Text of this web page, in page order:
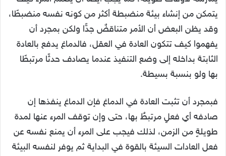
يتمكن من إنشاء بيئة منضبطة أكثر من كونه نفسه منضبطًا،
وقد يظن البعض أن الأمر متناقضٌ جدًّا ولكن بمجرد أن
يفهموا كيف تتكون العادة في العقل، فالدماغ يدفع بالعادة
الثابتة بداخله إلى وضع التنفيذ عندما يصادف حدثًا مرتبطًا
بها ولو بنسبة بسيطة.
فبمجرد أن تثبت العادة في الدماغ فإن الدماغ ينفذها إن
صادفه أي فعلٍ مرتبطٌ بها، حتى وإن توقف المرء عنها لمدة
طويلةٍ من الزمن، لذلك فيجب على المرء أن يمنع نفسه عن
فعل العادات السيئة بالقوة في البداية ثم يوفر لنفسه البيئة